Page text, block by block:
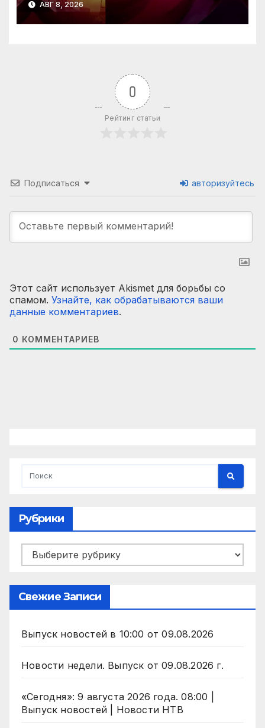
АВГ 8, 2026
0
Рейтинг статьи
Подписаться авторизуйтесь
Этот сайт использует Akismet для борьбы со
спамом. Узнайте, как обрабатываются ваши
данные комментариев.
0 КОММЕНТАРИЕВ
Рубрики
Рубрики
Свежие Записи
Выпуск новостей в 10:00 от 09.08.2026
Новости недели. Выпуск от 09.08.2026 г.
«Сегодня»: 9 августа 2026 года. 08:00 |
Выпуск новостей | Новости НТВ